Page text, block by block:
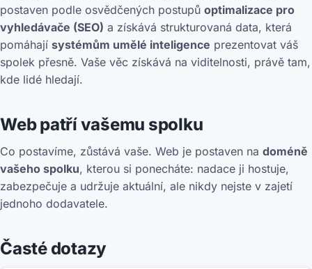
postaven podle osvědčených postupů optimalizace pro
vyhledávače (SEO) a získává strukturovaná data, která
pomáhají systémům umělé inteligence prezentovat váš
spolek přesně. Vaše věc získává na viditelnosti, právě tam,
kde lidé hledají.
Web patří vašemu spolku
Co postavíme, zůstává vaše. Web je postaven na doméně
vašeho spolku, kterou si ponecháte: nadace ji hostuje,
zabezpečuje a udržuje aktuální, ale nikdy nejste v zajetí
jednoho dodavatele.
Časté dotazy